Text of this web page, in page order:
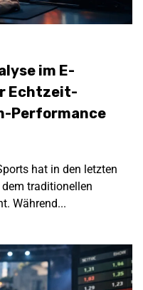
im E-
Echtzeit-
Performance
hat in den letzten
traditionellen
Während...